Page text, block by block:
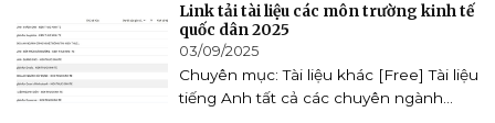
Link tải tài liệu các môn trường kinh tế
quốc dân 2025
03/09/2025
Chuyên mục: Tài liệu khác [Free] Tài liệu
tiếng Anh tất cả các chuyên ngành...